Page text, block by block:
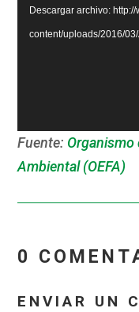
Descargar archivo:
content/uploads/2016/
Fuente: Organismo
Ambiental (OEFA)
0
ENVIAR UN